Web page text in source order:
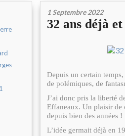
1 Septembre 2022
32 ans déjà
Depuis un certain
de polémiques, de
J’ai donc pris la liberté
Effaneaux. Un plaisir de
depuis bien des années !
L’idée germait déjà en